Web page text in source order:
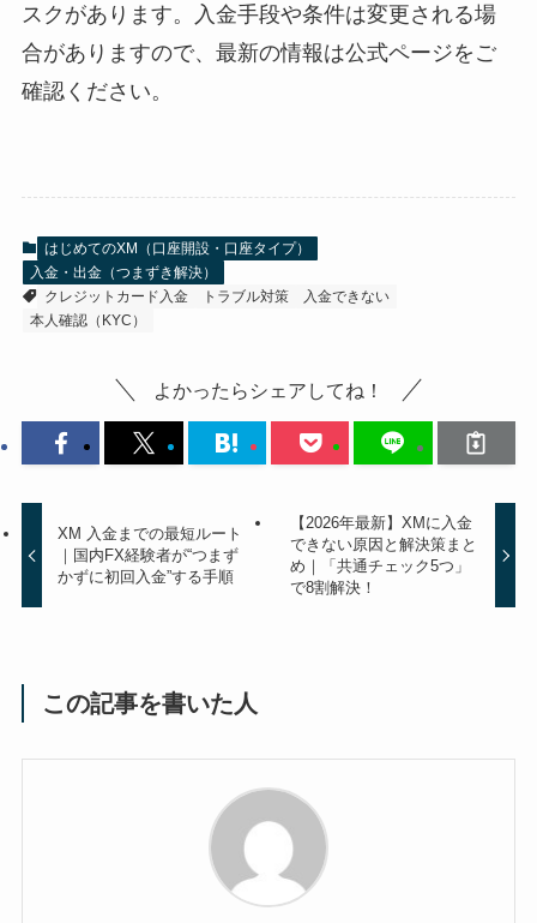
スクがあります。入金手段や条件は変更される場
合がありますので、最新の情報は公式ページをご
確認ください。
はじめてのXM（口座開設・口座タイプ）
入金・出金（つまずき解決）
クレジットカード入金
トラブル対策
入金できない
本人確認（KYC）
よかったらシェアしてね！
XM 入金までの最短ルート
｜国内FX経験者が“つまず
かずに初回入金”する手順
【2026年最新】XMに入金
できない原因と解決策まと
め｜「共通チェック5つ」
で8割解決！
この記事を書いた人